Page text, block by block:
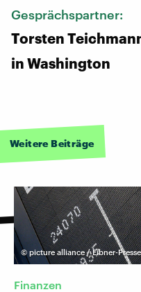
Gesprächspartner:
Torsten
in Washington
Weitere Beiträge
© picture alliance / Eibner-
Finanzen